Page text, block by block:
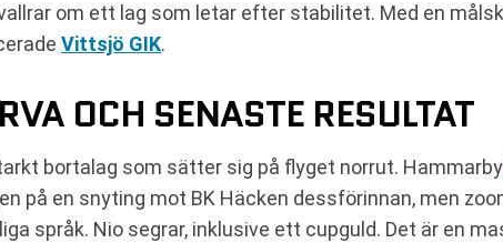
om ett lag som letar efter stabilitet. Med en
Vittsjö GIK.
OCH SENASTE RESULTAT
bortalag som sätter sig på flyget norrut. Hammarby
på en snyting mot BK Häcken dessförinnan, men
språk. Nio segrar, inklusive ett cupguld. Det är en